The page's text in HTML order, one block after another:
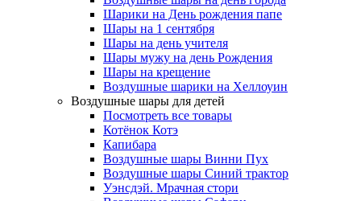
Шарики на День рождения папе
Шары на 1 сентября
Шары на день учителя
Шары мужу на день Рождения
Шары на крещение
Воздушные шарики на Хеллоуин
Воздушные шары для детей
Посмотреть все товары
Котёнок Котэ
Капибара
Воздушные шары Винни Пух
Воздушные шары Синий трактор
Уэнсдэй. Мрачная стори